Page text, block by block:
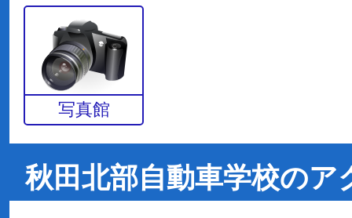
写真館
秋田北部自動車学校のア